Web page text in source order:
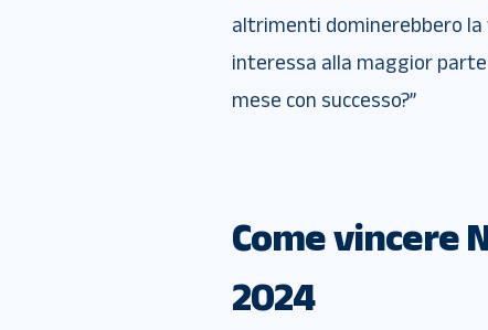
altrimenti dominerebbero la
interessa alla maggior parte
mese con successo?”
Come vincere
2024